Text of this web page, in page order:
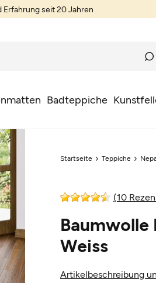
nach Wunschmaß
Badteppiche
Startseite Teppiche
(10
Weiss
Artikelbeschreibung